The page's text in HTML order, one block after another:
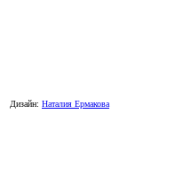
Дизайн: Наталия Ермакова